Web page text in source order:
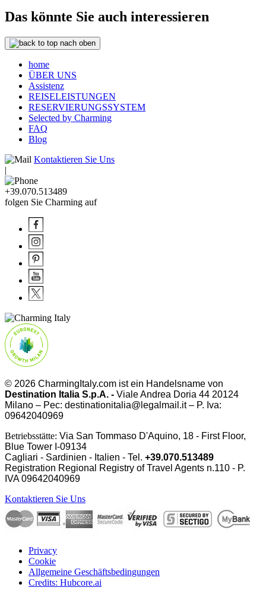
Das könnte Sie auch interessieren
nach oben
home
ÜBER UNS
Assistenz
REISELEISTUNGEN
RESERVIERUNGSSYSTEM
Selected by Charming
FAQ
Blog
Kontaktieren Sie Uns
|
+39.070.513489
folgen Sie Charming auf
© 2026 CharmingItaly.com ist ein Handelsname von
Destination Italia S.p.A. - Viale Andrea Doria 44 20124
Milano – Pec: destinationitalia@legalmail.it – P. Iva:
09642040969
Betriebsstätte: Via San Tommaso D'Aquino, 18 - First Floor,
Blue Tower I-09134
Cagliari - Sardinien - Italien - Tel. +39.070.513489
Registration Regional Registry of Travel Agents n.110 - P.
IVA09642040969
Kontaktieren Sie Uns
Privacy
Cookie
Allgemeine Geschäftsbedingungen
Credits: Hubcore.ai